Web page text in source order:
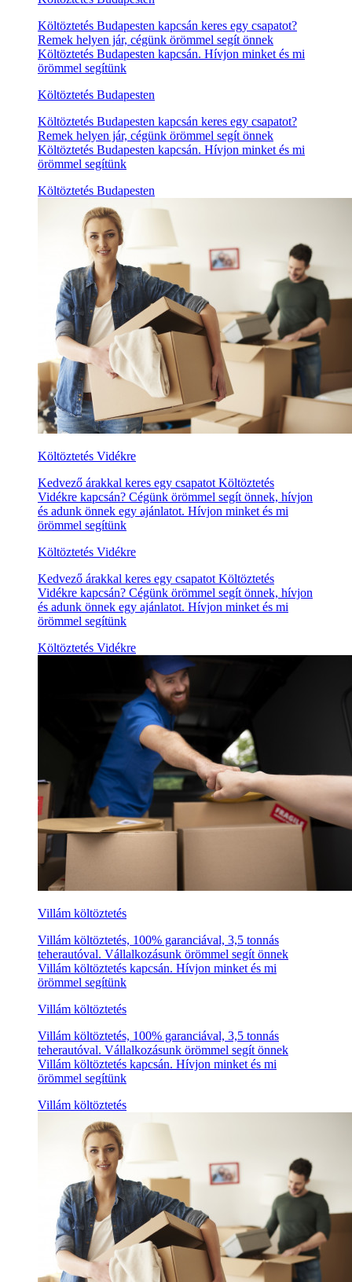
Költöztetés Budapesten kapcsán keres egy csapatot?
Remek helyen jár, cégünk örömmel segít önnek
Költöztetés Budapesten kapcsán. Hívjon minket és mi
örömmel segítünk
Költöztetés Budapesten
Költöztetés Budapesten kapcsán keres egy csapatot?
Remek helyen jár, cégünk örömmel segít önnek
Költöztetés Budapesten kapcsán. Hívjon minket és mi
örömmel segítünk
Költöztetés Budapesten
Költöztetés Vidékre
Kedvező árakkal keres egy csapatot Költöztetés
Vidékre kapcsán? Cégünk örömmel segít önnek, hívjon
és adunk önnek egy ajánlatot. Hívjon minket és mi
örömmel segítünk
Költöztetés Vidékre
Kedvező árakkal keres egy csapatot Költöztetés
Vidékre kapcsán? Cégünk örömmel segít önnek, hívjon
és adunk önnek egy ajánlatot. Hívjon minket és mi
örömmel segítünk
Költöztetés Vidékre
Villám költöztetés
Villám költöztetés, 100% garanciával, 3,5 tonnás
teherautóval. Vállalkozásunk örömmel segít önnek
Villám költöztetés kapcsán. Hívjon minket és mi
örömmel segítünk
Villám költöztetés
Villám költöztetés, 100% garanciával, 3,5 tonnás
teherautóval. Vállalkozásunk örömmel segít önnek
Villám költöztetés kapcsán. Hívjon minket és mi
örömmel segítünk
Villám költöztetés